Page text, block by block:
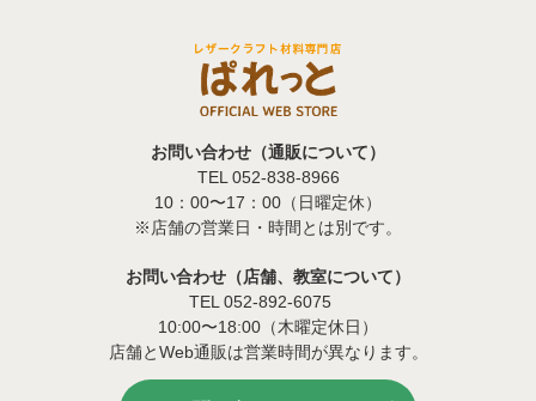
お問い合わせ（通販について）
TEL 052-838-8966
10：00〜17：00（日曜定休）
※店舗の営業日・時間とは別です。
お問い合わせ（店舗、教室について）
TEL 052-892-6075
10:00〜18:00（木曜定休日）
店舗とWeb通販は営業時間が異なります。